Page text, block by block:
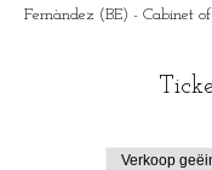
Fernàndez (BE) - Cabinet of
Verkoop